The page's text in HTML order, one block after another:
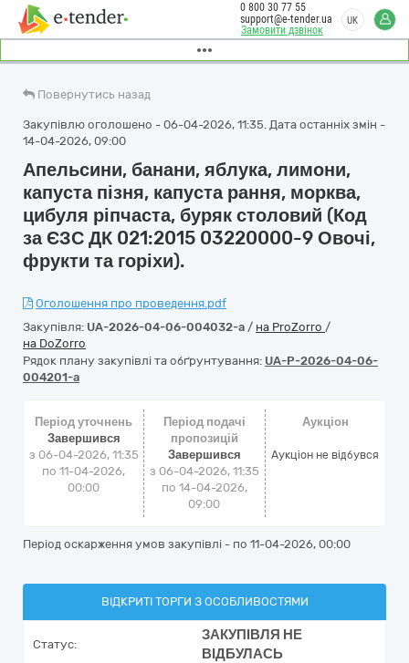
Замовити дзвінок
0 800 30 77 55
support@e-tender.ua
UK
Повернутись назад
Закупівлю оголошено - 06-04-2026, 11:35. Дата останніх змін -
14-04-2026, 09:00
Апельсини, банани, яблука, лимони,
капуста пізня, капуста рання, морква,
цибуля ріпчаста, буряк столовий (Код
за ЄЗС ДК 021:2015 03220000-9 Овочі,
фрукти та горіхи).
Оголошення про проведення.pdf
Закупівля: UA-2026-04-06-004032-a / на ProZorro /
на DoZorro
Рядок плану закупівлі та обґрунтування: UA-P-2026-04-06-
004201-a
Період уточнень
Завершився
з 06-04-2026, 11:35
по 11-04-2026,
00:00
Період подачі
пропозицій
Завершився
з 06-04-2026, 11:35
по 14-04-2026,
09:00
Аукціон
Аукціон не відбувся
Період оскарження умов закупівлі - по 11-04-2026, 00:00
ВІДКРИТІ ТОРГИ З ОСОБЛИВОСТЯМИ
Статус:
ЗАКУПІВЛЯ НЕ
ВІДБУЛАСЬ